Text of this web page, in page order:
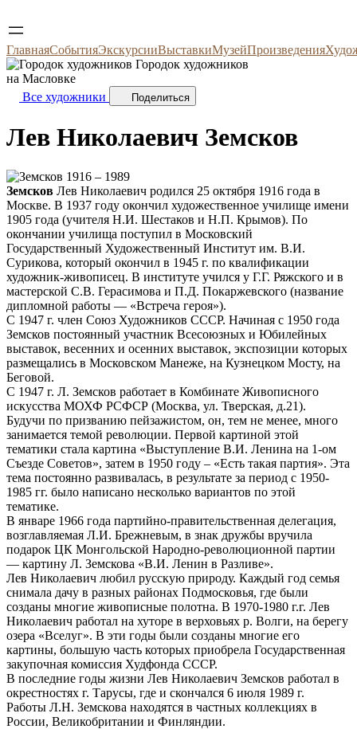
ГлавнаяСобытияЭкскурсииВыставкиМузейПроизведения
Городок художников
на Масловке
Все художники
Поделиться
Лев Николаевич Земсков
1916 – 1989
Земсков Лев Николаевич родился 25 октября 1916 года в
Москве. В 1937 году окончил художественное училище имени
1905 года (учителя Н.И. Шестаков и Н.П. Крымов). По
окончании училища поступил в Московский
Государственный Художественный Институт им. В.И.
Сурикова, который окончил в 1945 г. по квалификации
художник-живописец. В институте учился у Г.Г. Ряжского и в
мастерской С.В. Герасимова и П.Д. Покаржевского (название
дипломной работы — «Встреча героя»).
С 1947 г. член Союз Художников СССР. Начиная с 1950 года
Земсков постоянный участник Всесоюзных и Юбилейных
выставок, весенних и осенних выставок, экспозиции которых
размещались в Московском Манеже, на Кузнецком Мосту, на
Беговой.
С 1947 г. Л. Земсков работает в Комбинате Живописного
искусства МОХФ РСФСР (Москва, ул. Тверская, д.21).
Будучи по призванию пейзажистом, он, тем не менее, много
занимается темой революции. Первой картиной этой
тематики стала картина «Выступление В.И. Ленина на 1-ом
Съезде Советов», затем в 1950 году – «Есть такая партия». Эта
тема постоянно развивалась, в результате за период с 1950-
1985 гг. было написано несколько вариантов по этой
тематике.
В январе 1966 года партийно-правительственная делегация,
возглавляемая Л.И. Брежневым, в знак дружбы вручила
подарок ЦК Монгольской Народно-революционной партии
— картину Л. Земскова «В.И. Ленин в Разливе».
Лев Николаевич любил русскую природу. Каждый год семья
снимала дачу в разных районах Подмосковья, где были
созданы многие живописные полотна. В 1970-1980 г.г. Лев
Николаевич работал на хуторе в верховьях р. Волги, на берегу
озера «Вселуг». В эти годы были созданы многие его
картины, большую часть которых приобрела Государственная
закупочная комиссия Худфонда СССР.
В последние годы жизни Лев Николаевич Земсков работал в
окрестностях г. Тарусы, где и скончался 6 июля 1989 г.
Работы Л.Н. Земскова находятся в частных коллекциях в
России, Великобритании и Финляндии.